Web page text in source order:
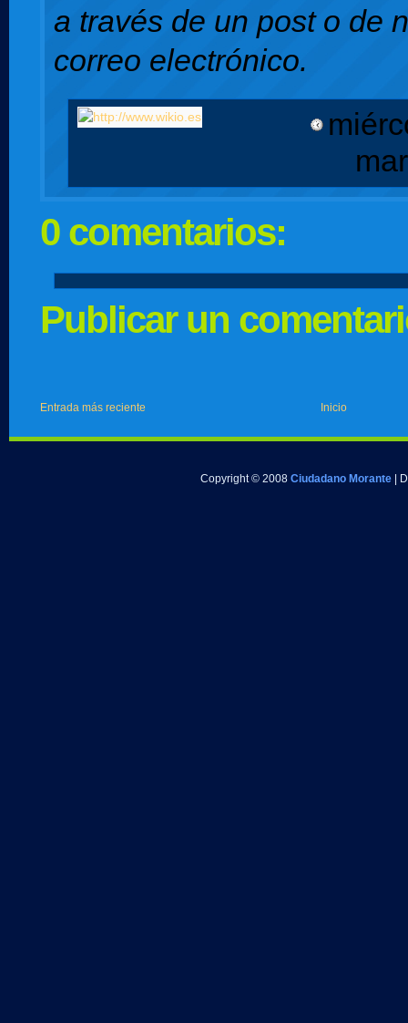
a través de un post o de
correo electrónico.
0 comentarios:
Publicar un
Entrada más reciente Inicio
Copyright © 2008 Ciudadano Morante |